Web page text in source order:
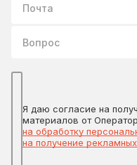
Я даю согласие на
материалов от
на обработку
на получение